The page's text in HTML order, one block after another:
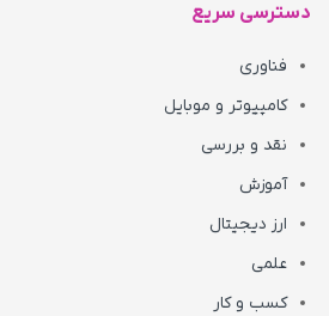
دسترسی سریع
فناوری
کامپیوتر و موبایل
نقد و بررسی
آموزش
ارز دیجیتال
علمی
کسب و کار